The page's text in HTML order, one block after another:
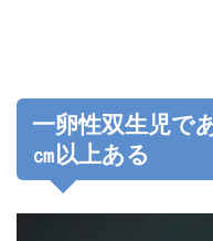
一卵性双生児で
㎝以上ある